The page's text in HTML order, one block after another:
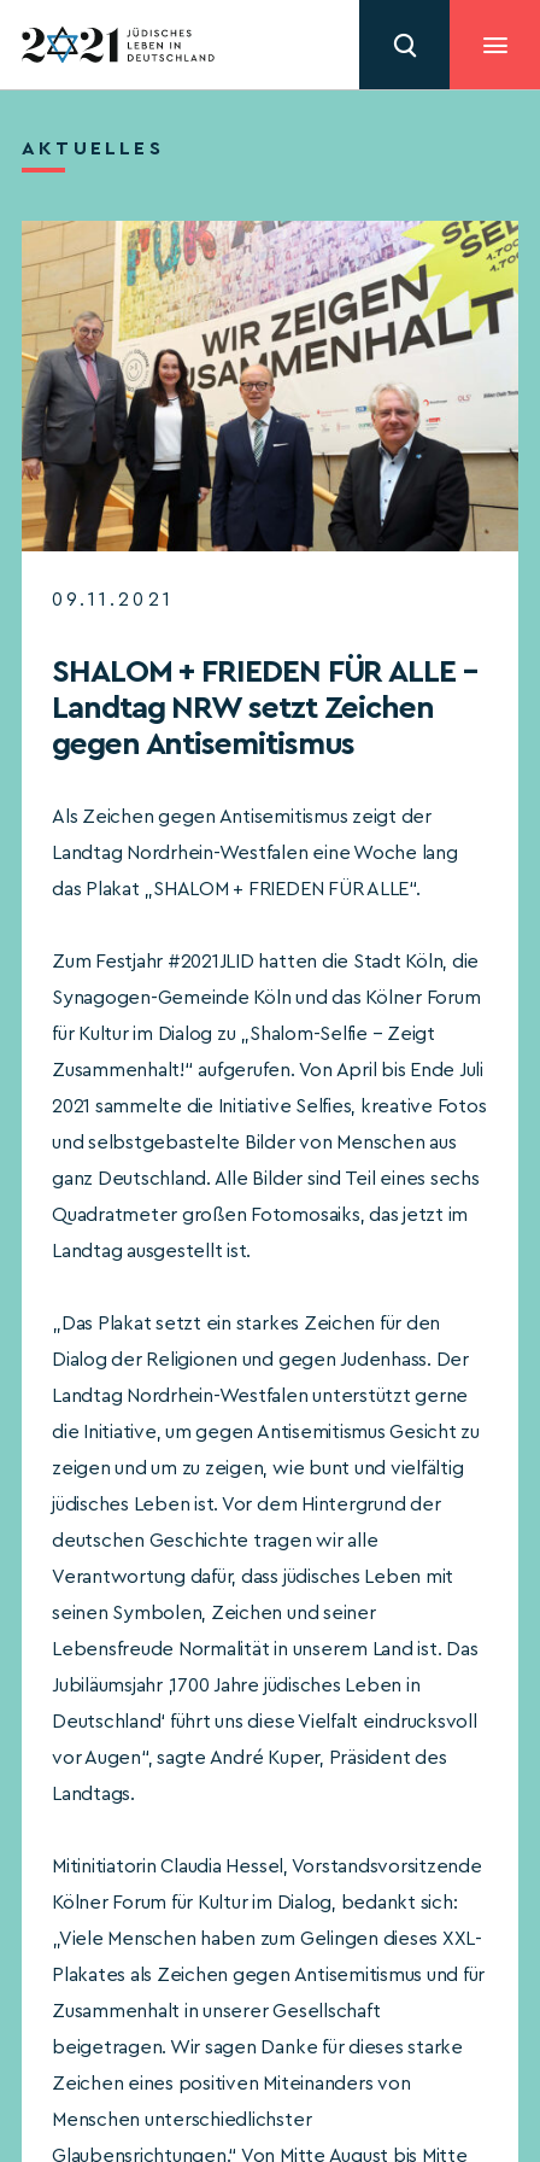
AKTUELLES
09.11.2021
SHALOM + FRIEDEN FÜR ALLE –
Landtag NRW setzt Zeichen
gegen Antisemitismus
Als Zeichen gegen Antisemitismus zeigt der
Landtag Nordrhein-Westfalen eine Woche lang
das Plakat „SHALOM + FRIEDEN FÜR ALLE“.
Zum Festjahr #2021JLID hatten die Stadt Köln, die
Synagogen-Gemeinde Köln und das Kölner Forum
für Kultur im Dialog zu „Shalom-Selfie – Zeigt
Zusammenhalt!“ aufgerufen. Von April bis Ende Juli
2021 sammelte die Initiative Selfies, kreative Fotos
und selbstgebastelte Bilder von Menschen aus
ganz Deutschland. Alle Bilder sind Teil eines sechs
Quadratmeter großen Fotomosaiks, das jetzt im
Landtag ausgestellt ist.
„Das Plakat setzt ein starkes Zeichen für den
Dialog der Religionen und gegen Judenhass. Der
Landtag Nordrhein-Westfalen unterstützt gerne
die Initiative, um gegen Antisemitismus Gesicht zu
zeigen und um zu zeigen, wie bunt und vielfältig
jüdisches Leben ist. Vor dem Hintergrund der
deutschen Geschichte tragen wir alle
Verantwortung dafür, dass jüdisches Leben mit
seinen Symbolen, Zeichen und seiner
Lebensfreude Normalität in unserem Land ist. Das
Jubiläumsjahr ‚1700 Jahre jüdisches Leben in
Deutschland‘ führt uns diese Vielfalt eindrucksvoll
vor Augen“, sagte André Kuper, Präsident des
Landtags.
Mitinitiatorin Claudia Hessel, Vorstandsvorsitzende
Kölner Forum für Kultur im Dialog, bedankt sich:
„Viele Menschen haben zum Gelingen dieses XXL-
Plakates als Zeichen gegen Antisemitismus und für
Zusammenhalt in unserer Gesellschaft
beigetragen. Wir sagen Danke für dieses starke
Zeichen eines positiven Miteinanders von
Menschen unterschiedlichster
Glaubensrichtungen.“ Von Mitte August bis Mitte